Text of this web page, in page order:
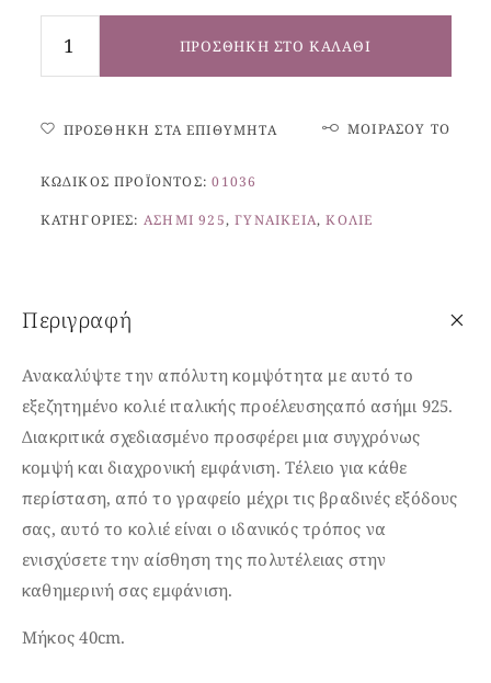
ΠΡΟΣΘΉΚΗ ΣΤΟ ΚΑΛΆΘΙ
ΠΡΟΣΘΉΚΗ ΣΤΑ ΕΠΙΘΥΜΗΤΆ ΜΟΙΡΆΣΟΥ ΤΟ
ΚΩΔΙΚΌΣ ΠΡΟΪΌΝΤΟΣ:01036
ΚΑΤΗΓΟΡΊΕΣ: ΑΣΉΜΙ 925,ΓΥΝΑΙΚΕΊΑ,ΚΟΛΙΈ
Περιγραφή
Ανακαλύψτε την απόλυτη κομψότητα με αυτό το
εξεζητημένο κολιέ ιταλικής προέλευσηςαπό ασήμι 925.
Διακριτικά σχεδιασμένο προσφέρει μια συγχρόνως
κομψή και διαχρονική εμφάνιση. Τέλειο για κάθε
περίσταση, από το γραφείο μέχρι τις βραδινές εξόδους
σας, αυτό το κολιέ είναι ο ιδανικός τρόπος να
ενισχύσετε την αίσθηση της πολυτέλειας στην
καθημερινή σας εμφάνιση.
Μήκος 40cm.